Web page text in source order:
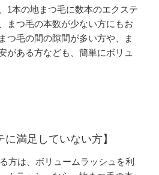
1本の地まつ毛に数本のエクステ
まつ毛の本数が少ない方にもお
つ毛の間の隙間が多い方や、ま
がある方なども、簡単にボリュ
に満足していない方】
方は、ボリュームラッシュを利